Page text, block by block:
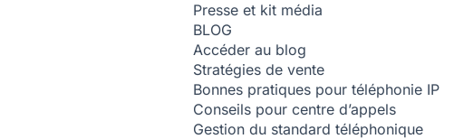
Presse et kit média
BLOG
Accéder au blog
Stratégies de vente
Bonnes pratiques pour téléphonie IP
Conseils pour centre d’appels
Gestion du standard téléphonique